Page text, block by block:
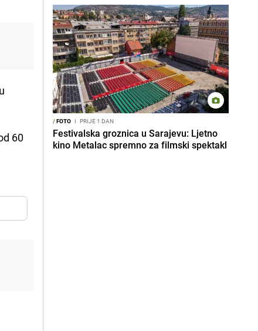
60
/FOTO I PRIJE 1 DAN
Festivalska groznica u Sarajevu: Ljetno
kino Metalac spremno za filmski spektakl